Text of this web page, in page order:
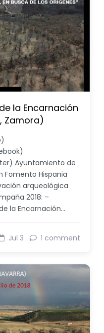
la Encarnación
Zamora)
Ayuntamiento de
Fomento Hispania
arqueológica
2018: –
la Encarnación…
Jul 3 1 comment